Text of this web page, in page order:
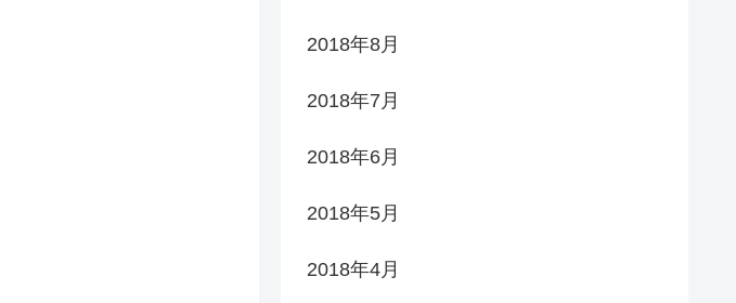
2018年8月
2018年7月
2018年6月
2018年5月
2018年4月